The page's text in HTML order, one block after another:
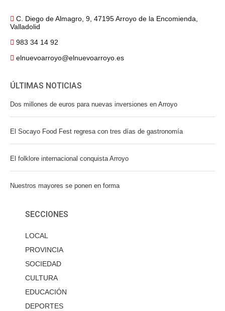
C. Diego de Almagro, 9, 47195 Arroyo de la Encomienda,
Valladolid
983 34 14 92
elnuevoarroyo@elnuevoarroyo.es
ÚLTIMAS NOTICIAS
Dos millones de euros para nuevas inversiones en Arroyo
El Socayo Food Fest regresa con tres días de gastronomía
El folklore internacional conquista Arroyo
Nuestros mayores se ponen en forma
SECCIONES
LOCAL
PROVINCIA
SOCIEDAD
CULTURA
EDUCACIÓN
DEPORTES